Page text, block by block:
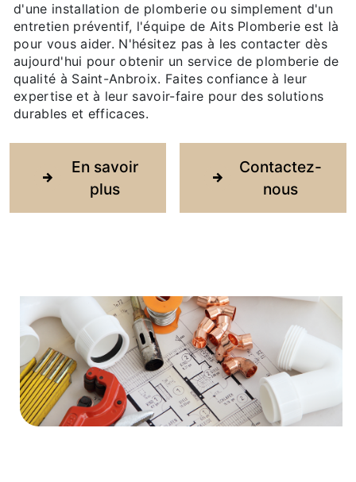
d'une installation de plomberie ou simplement d'un
entretien préventif, l'équipe de Aits Plomberie est là
pour vous aider. N'hésitez pas à les contacter dès
aujourd'hui pour obtenir un service de plomberie de
qualité à Saint-Anbroix. Faites confiance à leur
expertise et à leur savoir-faire pour des solutions
durables et efficaces.
En savoir
plus
Contactez-
nous